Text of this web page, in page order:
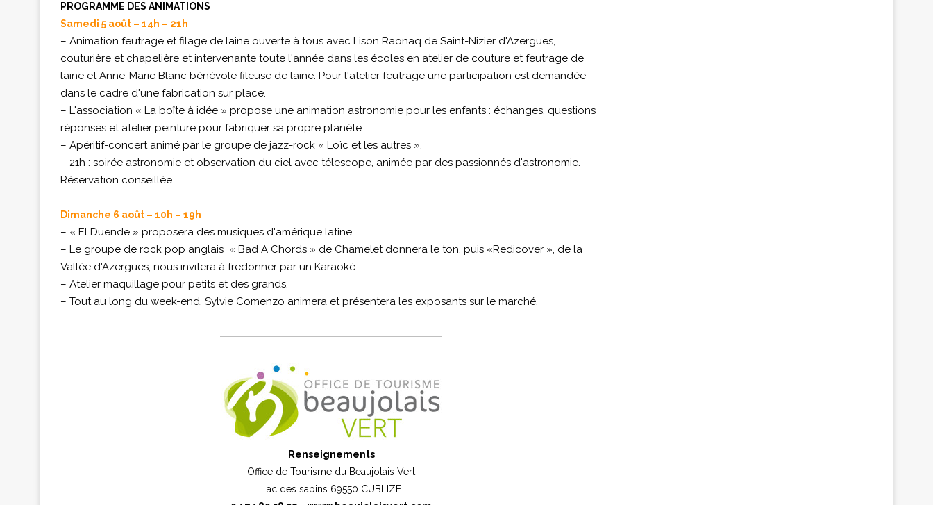
PROGRAMME DES ANIMATIONS
Samedi 5 août – 14h – 21h
– Animation feutrage et filage de laine ouverte à tous avec Lison Raonaq de Saint-Nizier d'Azergues,
couturière et chapelière et intervenante toute l'année dans les écoles en atelier de couture et feutrage de
laine et Anne-Marie Blanc bénévole fileuse de laine. Pour l'atelier feutrage une participation est demandée
dans le cadre d'une fabrication sur place.
– L'association « La boîte à idée » propose une animation astronomie pour les enfants : échanges, questions
réponses et atelier peinture pour fabriquer sa propre planète.
– Apéritif-concert animé par le groupe de jazz-rock « Loïc et les autres ».
– 21h : soirée astronomie et observation du ciel avec télescope, animée par des passionnés d'astronomie.
Réservation conseillée.
Dimanche 6 août – 10h – 19h
– « El Duende » proposera des musiques d'amérique latine
– Le groupe de rock pop anglais « Bad A Chords » de Chamelet donnera le ton, puis «Redicover », de la
Vallée d'Azergues, nous invitera à fredonner par un Karaoké.
– Atelier maquillage pour petits et des grands.
– Tout au long du week-end, Sylvie Comenzo animera et présentera les exposants sur le marché.
Renseignements
Office de Tourisme du Beaujolais Vert
Lac des sapins 69550 CUBLIZE